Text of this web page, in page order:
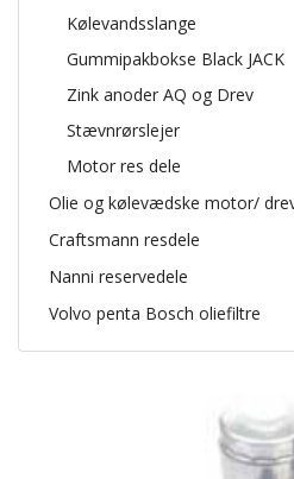
Kølevandsslange
Gummipakbokse Black JACK
Zink anoder AQ og Drev
Stævnrørslejer
Motor res dele
Olie og kølevædske motor/
Craftsmann resdele
Nanni reservedele
Volvo penta Bosch oliefiltre